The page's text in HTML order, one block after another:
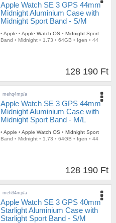
Apple Watch SE 3 GPS 44mm
Midnight Aluminium Case with
Midnight Sport Band - S/M
• Apple • Apple Watch OS • Midnight Sport
Band • Midnight • 1.73 • 64GB • Igen • 44
128 190 Ft
mehq4mp/a
Apple Watch SE 3 GPS 44mm
Midnight Aluminium Case with
Midnight Sport Band - M/L
• Apple • Apple Watch OS • Midnight Sport
Band • Midnight • 1.73 • 64GB • Igen • 44
128 190 Ft
meh34mp/a
Apple Watch SE 3 GPS 40mm
Starlight Aluminium Case with
Starlight Sport Band - S/M